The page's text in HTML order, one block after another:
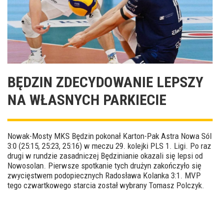
BĘDZIN ZDECYDOWANIE LEPSZY
NA WŁASNYCH PARKIECIE
Nowak-Mosty MKS Będzin pokonał Karton-Pak Astra Nowa Sól
3:0 (25:15, 25:23, 25:16) w meczu 29. kolejki PLS 1. Ligi. Po raz
drugi w rundzie zasadniczej Będzinianie okazali się lepsi od
Nowosolan. Pierwsze spotkanie tych drużyn zakończyło się
zwycięstwem podopiecznych Radosława Kolanka 3:1. MVP
tego czwartkowego starcia został wybrany Tomasz Polczyk.